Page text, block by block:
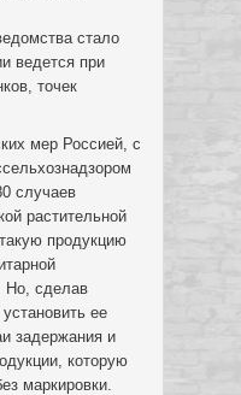
стало
ведется при
точек
мер Россией, с
случаев
растительной
продукцию
Но, сделав
ее
задержания и
которую
маркировки.